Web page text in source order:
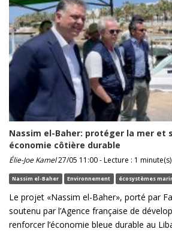
Nassim el-Baher: protéger la mer et
économie côtière durable
Élie-Joe Kamel27/05 11:00 - Lecture : 1 minute(s)
Nassim el-Baher Environnement écosystèmes
Le projet «Nassim el-Baher», porté par
soutenu par l’Agence française de
renforcer l’économie bleue durable au